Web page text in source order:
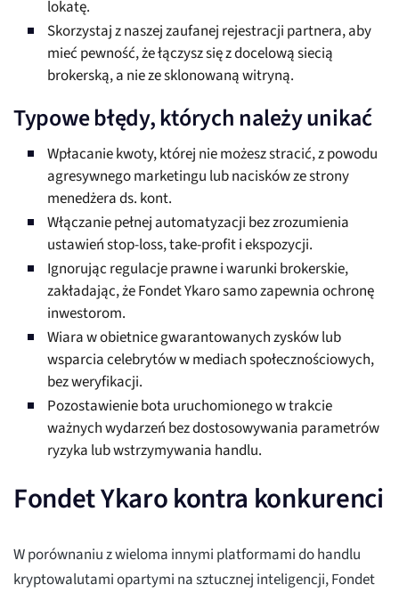
lokatę.
Skorzystaj z naszej zaufanej rejestracji partnera, aby
mieć pewność, że łączysz się z docelową siecią
brokerską, a nie ze sklonowaną witryną.
Typowe błędy, których należy unikać
Wpłacanie kwoty, której nie możesz stracić, z powodu
agresywnego marketingu lub nacisków ze strony
menedżera ds. kont.
Włączanie pełnej automatyzacji bez zrozumienia
ustawień stop-loss, take-profit i ekspozycji.
Ignorując regulacje prawne i warunki brokerskie,
zakładając, że Fondet Ykaro samo zapewnia ochronę
inwestorom.
Wiara w obietnice gwarantowanych zysków lub
wsparcia celebrytów w mediach społecznościowych,
bez weryfikacji.
Pozostawienie bota uruchomionego w trakcie
ważnych wydarzeń bez dostosowywania parametrów
ryzyka lub wstrzymywania handlu.
Fondet Ykaro kontra konkurenci
W porównaniu z wieloma innymi platformami do handlu
kryptowalutami opartymi na sztucznej inteligencji, Fondet